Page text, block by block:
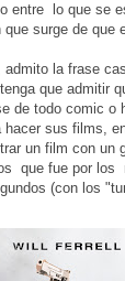
entre lo que se
surge de que
la frase
que admitir
de todo comic
hacer sus films,
un film con
que fue por
(con los